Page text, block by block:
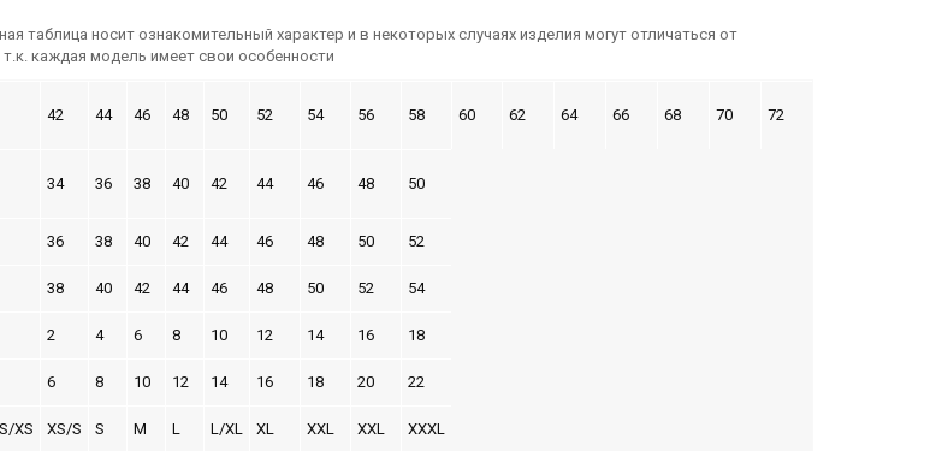
таблица носит ознакомительный характер и в некоторых случаях изделия могут отличаться от
каждая модель имеет свои особенности
42 44 46 48 50 52 54 56 58 60 62 64 66 68 70 72
34 36 38 40 42 44 46 48 50
36 38 40 42 44 46 48 50 52
38 40 42 44 46 48 50 52 54
2 4 6 8 10 12 14 16 18
6 8 10 12 14 16 18 20 22
XS XS/S S M L L/XL XL XXL XXL XXXL